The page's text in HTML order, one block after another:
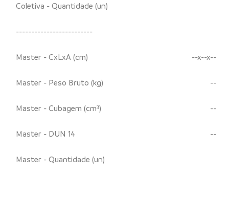
Coletiva - Quantidade (un)
-------------------------
Master - CxLxA (cm) --x--x--
Master - Peso Bruto (kg) --
Master - Cubagem (cm³) --
Master - DUN 14 --
Master - Quantidade (un)